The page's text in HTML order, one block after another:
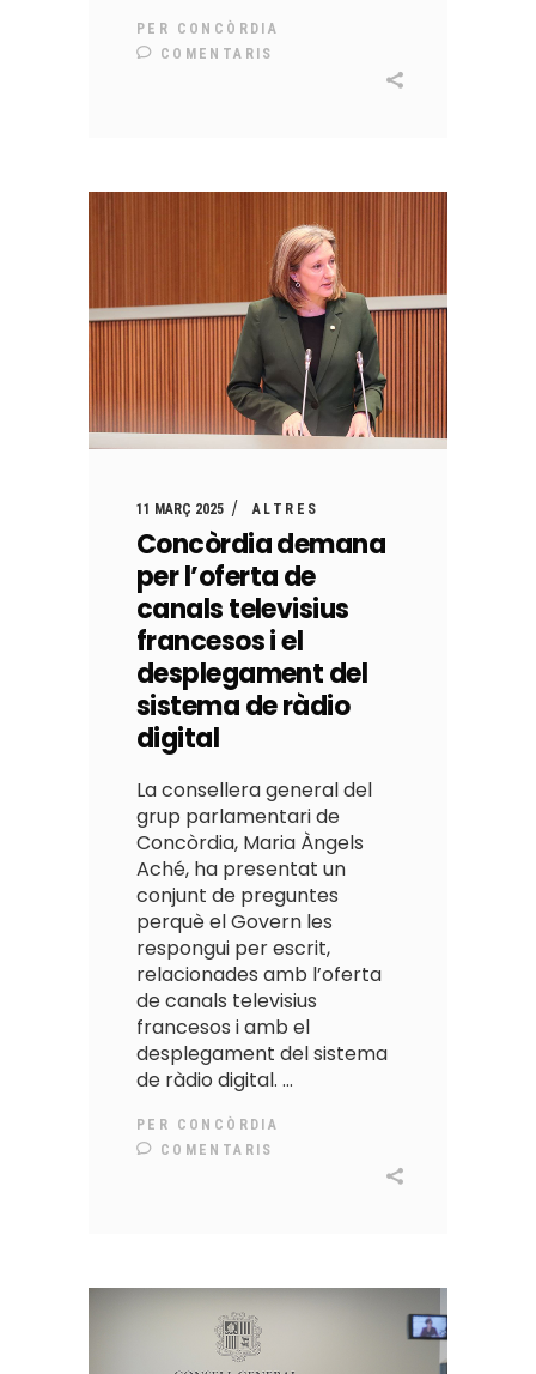
PER CONCÒRDIA
COMENTARIS
11 MARÇ 2025 ALTRES
Concòrdia demana
per l’oferta de
canals televisius
francesos i el
desplegament del
sistema de ràdio
digital
La consellera general del
grup parlamentari de
Concòrdia, Maria Àngels
Aché, ha presentat un
conjunt de preguntes
perquè el Govern les
respongui per escrit,
relacionades amb l’oferta
de canals televisius
francesos i amb el
desplegament del sistema
de ràdio digital.
PER CONCÒRDIA
COMENTARIS